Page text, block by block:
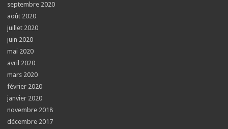
septembre 2020
août 2020
juillet 2020
juin 2020
mai 2020
avril 2020
mars 2020
février 2020
janvier 2020
novembre 2018
décembre 2017